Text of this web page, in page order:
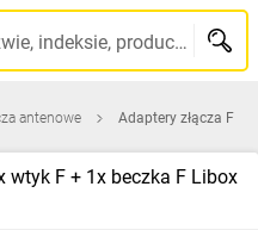
Szukaj po nazwie, indeksie, producencie, kodzie kreskowym...
antenowe Adaptery złącza F
wtyk F + 1x beczka F Libox